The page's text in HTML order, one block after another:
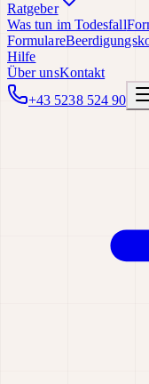
Ratgeber
Was tun im Todesfall
Formulare
Hilfe
Über unsKontakt
+43 5238 524 90